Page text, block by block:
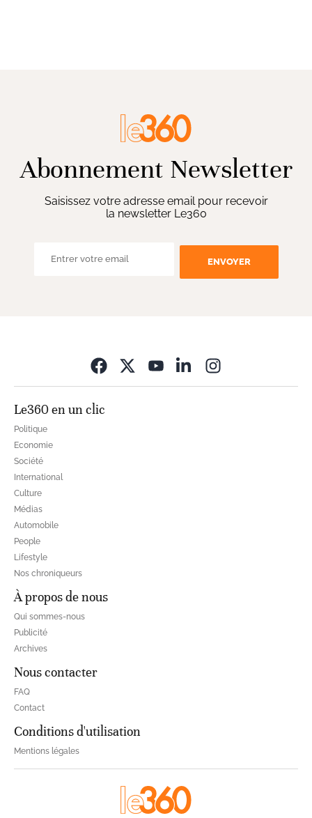
Abonnement Newsletter
Saisissez votre adresse email pour recevoir
la newsletter Le360
ENVOYER
Le360 en un clic
Politique
Economie
Société
International
Culture
Médias
Automobile
People
Lifestyle
Nos chroniqueurs
À propos de nous
Qui sommes-nous
Publicité
Archives
Nous contacter
FAQ
Contact
Conditions d'utilisation
Mentions légales